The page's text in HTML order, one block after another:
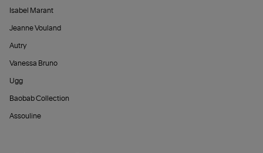
Isabel Marant
Jeanne Vouland
Autry
Vanessa Bruno
Ugg
Baobab Collection
Assouline